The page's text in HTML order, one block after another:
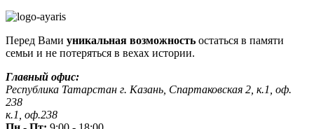
Перед Вами уникальная возможность остаться в памяти
семьи и не потеряться в вехах истории.
Главный офис:
Республика Татарстан г. Казань, Спартаковская 2, к.1, оф.
238
к.1, оф.238